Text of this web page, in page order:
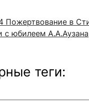
Пожертвование в
с юбилеем А.А.Аузана
теги: